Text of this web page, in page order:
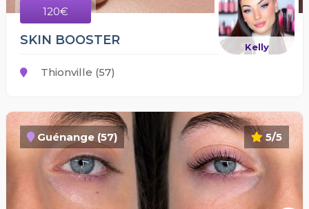
120€
Kelly
SKIN BOOSTER
Thionville (57)
5/5
Guénange (57)